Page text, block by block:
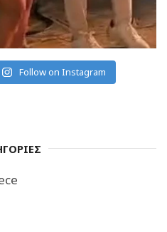
Follow on Instagram